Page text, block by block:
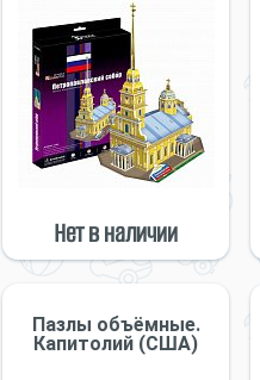
Нет в наличии
Пазлы объёмные.
Капитолий (США)